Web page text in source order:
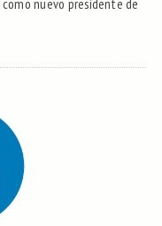
nuevo presidente de